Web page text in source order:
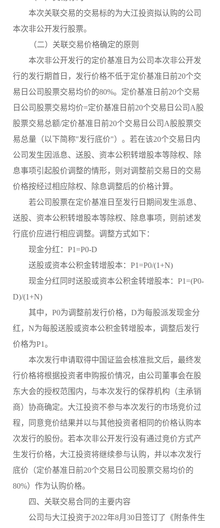
本次关联交易的交易标的为大江投资拟认购的公司
本次非公开发行股票。
（二）关联交易价格确定的原则
本次非公开发行的定价基准日为公司本次非公开发
行的发行期首日，发行价格不低于定价基准日前20个交
易日公司股票交易均价的80%。定价基准日前20个交易
日公司股票交易均价=定价基准日前20个交易日公司A股
股票交易总额/定价基准日前20个交易日公司A股股票交
易总量（以下简称"发行底价"）。若在该20个交易日内
公司发生因派息、送股、资本公积转增股本等除权、除
息事项引起股价调整的情形，则对调整前交易日的交易
价格按经过相应除权、除息调整后的价格计算。
若公司股票在定价基准日至发行日期间发生派息、
送股、资本公积转增股本等除权、除息事项，则前述发
行底价应进行相应调整。调整方式如下：
现金分红：P1=P0-D
送股或资本公积金转增股本：P1=P0/(1+N)
现金分红同时送股或资本公积金转增股本：P1=(P0-
D)/(1+N)
其中，P0为调整前发行价格，D为每股派发现金分
红，N为每股送股或资本公积金转增股本，调整后发行
价格为P1。
本次发行申请取得中国证监会核准批文后，最终发
行价格将根据投资者申购报价情况，由公司董事会在股
东大会的授权范围内，与本次发行的保荐机构（主承销
商）协商确定。大江投资不参与本次发行的市场竞价过
程，同意竞价结果并以与其他投资者相同的价格认购本
次发行的股份。若本次非公开发行没有通过竞价方式产
生发行价格，大江投资将继续参与认购，并以本次发行
底价（定价基准日前20个交易日公司股票交易均价的
80%）作为认购价格。
四、关联交易合同的主要内容
公司与大江投资于2022年8月30日签订了《附条件生